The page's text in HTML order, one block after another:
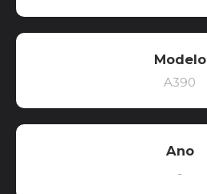
Modelo
A390
Ano
-